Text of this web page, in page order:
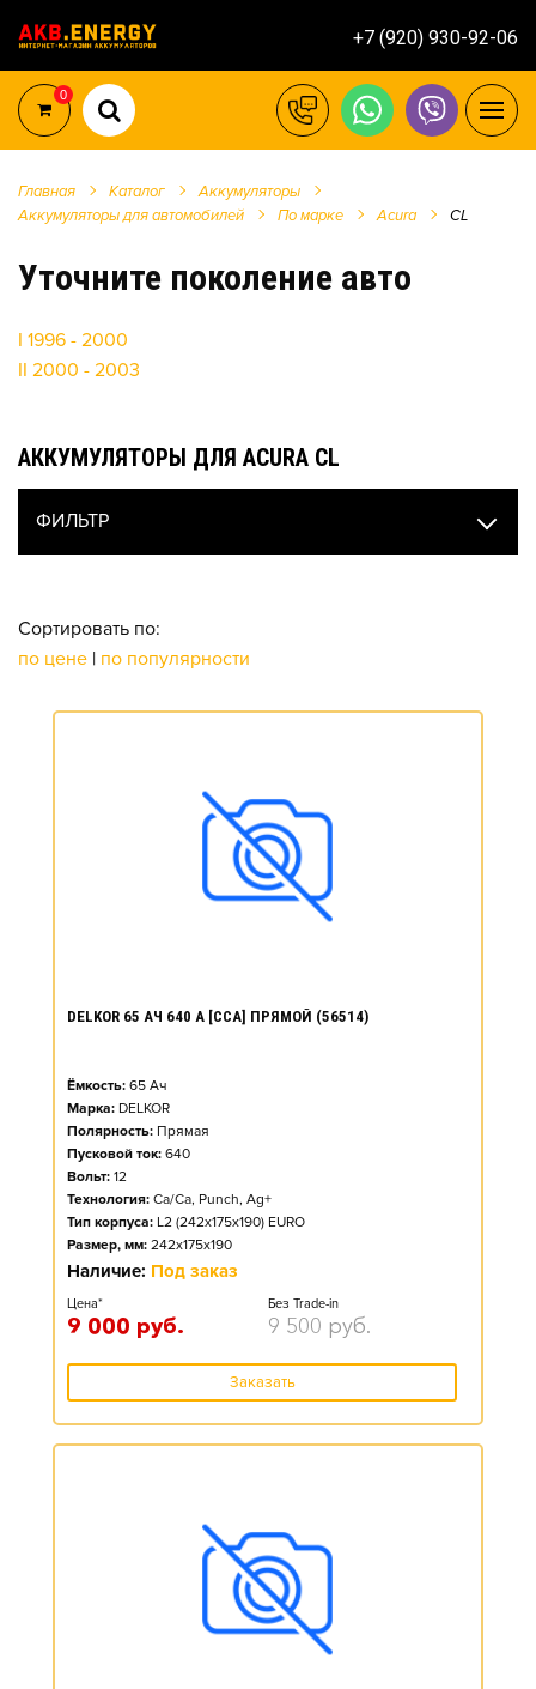
+7 (920) 930-92-06
0
Главная Каталог
Аккумуляторы
Аккумуляторы для автомобилей
По марке Acura CL
Уточните поколение авто
I 1996 - 2000
II 2000 - 2003
АККУМУЛЯТОРЫ ДЛЯ ACURA CL
ФИЛЬТР
Сортировать по:
по цене | по популярности
DELKOR 65 АЧ 640 А [CCA] ПРЯМОЙ (56514)
Ёмкость: 65 Ач
Марка: DELKOR
Полярность: Прямая
Пусковой ток: 640
Вольт: 12
Технология: Ca/Ca, Punch, Ag+
Тип корпуса: L2 (242x175x190) EURO
Размер, мм: 242x175x190
Наличие: Под заказ
Цена*
9 000 руб.
Без Trade-in
9 500 руб.
Заказать